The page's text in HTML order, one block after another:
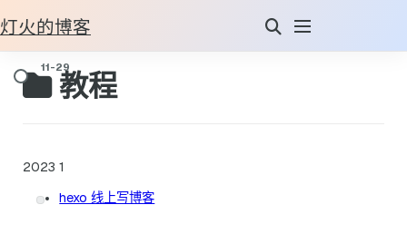
灯火的博客
教程
2023 1
hexo 线上写博客